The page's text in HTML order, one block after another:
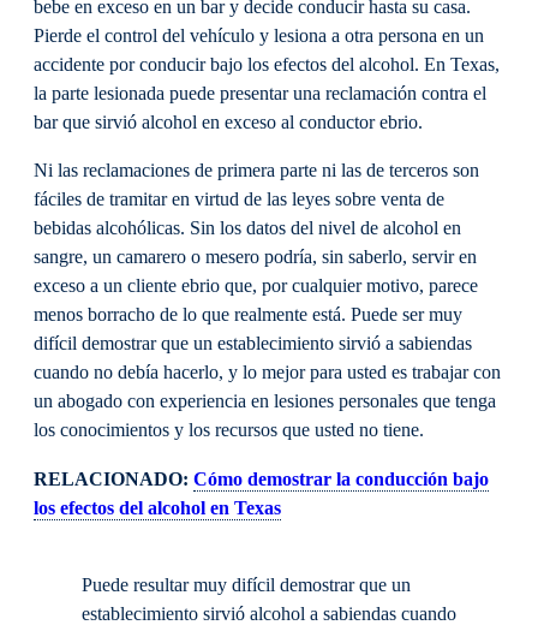
bebe en exceso en un bar y decide conducir hasta su casa.
Pierde el control del vehículo y lesiona a otra persona en un
accidente por conducir bajo los efectos del alcohol. En Texas,
la parte lesionada puede presentar una reclamación contra el
bar que sirvió alcohol en exceso al conductor ebrio.
Ni las reclamaciones de primera parte ni las de terceros son
fáciles de tramitar en virtud de las leyes sobre venta de
bebidas alcohólicas. Sin los datos del nivel de alcohol en
sangre, un camarero o mesero podría, sin saberlo, servir en
exceso a un cliente ebrio que, por cualquier motivo, parece
menos borracho de lo que realmente está. Puede ser muy
difícil demostrar que un establecimiento sirvió a sabiendas
cuando no debía hacerlo, y lo mejor para usted es trabajar con
un abogado con experiencia en lesiones personales que tenga
los conocimientos y los recursos que usted no tiene.
RELACIONADO: Cómo demostrar la conducción bajo
los efectos del alcohol en Texas
Puede resultar muy difícil demostrar que un
establecimiento sirvió alcohol a sabiendas cuando